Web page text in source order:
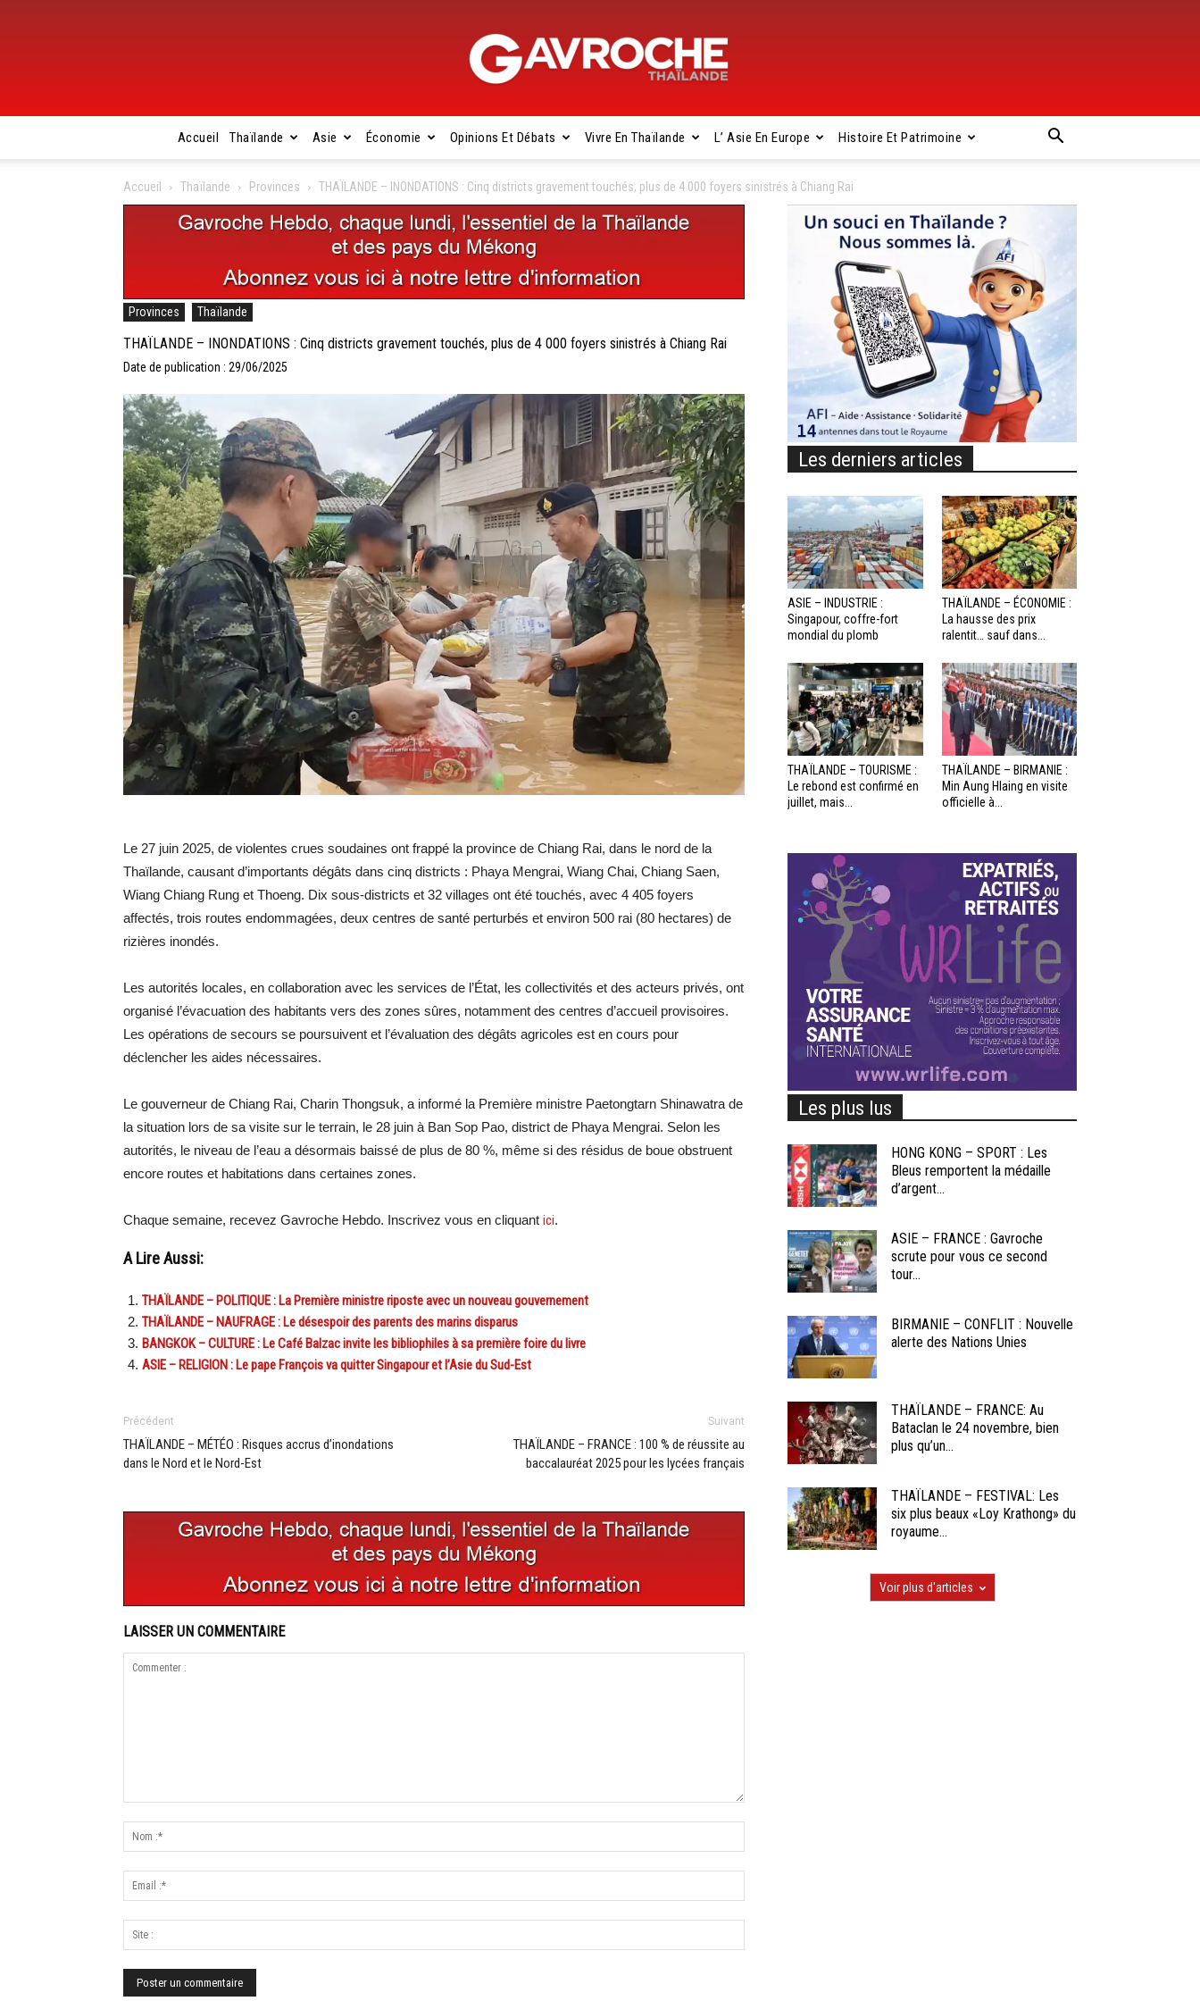
Gavroche
Accueil Thaïlande Asie Économie Opinions Et Débats Vivre En Thaïlande L’ Asie En Europe Histoire Et Patrimoine
Accueil Thaïlande Provinces THAÏLANDE – INONDATIONS : Cinq districts gravement touchés, plus de 4 000 foyers sinistrés à Chiang Rai
Provinces Thaïlande
THAÏLANDE – INONDATIONS : Cinq districts gravement touchés, plus de 4 000 foyers sinistrés à Chiang Rai
Date de publication : 29/06/2025
Le 27 juin 2025, de violentes crues soudaines ont frappé la province de Chiang Rai, dans le nord de la
Thaïlande, causant d’importants dégâts dans cinq districts : Phaya Mengrai, Wiang Chai, Chiang Saen,
Wiang Chiang Rung et Thoeng. Dix sous-districts et 32 villages ont été touchés, avec 4 405 foyers
affectés, trois routes endommagées, deux centres de santé perturbés et environ 500 rai (80 hectares) de
rizières inondés.
Les autorités locales, en collaboration avec les services de l’État, les collectivités et des acteurs privés, ont
organisé l’évacuation des habitants vers des zones sûres, notamment des centres d’accueil provisoires.
Les opérations de secours se poursuivent et l’évaluation des dégâts agricoles est en cours pour
déclencher les aides nécessaires.
Le gouverneur de Chiang Rai, Charin Thongsuk, a informé la Première ministre Paetongtarn Shinawatra de
la situation lors de sa visite sur le terrain, le 28 juin à Ban Sop Pao, district de Phaya Mengrai. Selon les
autorités, le niveau de l’eau a désormais baissé de plus de 80 %, même si des résidus de boue obstruent
encore routes et habitations dans certaines zones.
Chaque semaine, recevez Gavroche Hebdo. Inscrivez vous en cliquant ici.
A Lire Aussi:
THAÏLANDE – POLITIQUE : La Première ministre riposte avec un nouveau gouvernement
THAÏLANDE – NAUFRAGE : Le désespoir des parents des marins disparus
BANGKOK – CULTURE : Le Café Balzac invite les bibliophiles à sa première foire du livre
ASIE – RELIGION : Le pape François va quitter Singapour et l’Asie du Sud-Est
Précédent
THAÏLANDE – MÉTÉO : Risques accrus d’inondations
dans le Nord et le Nord-Est
Suivant
THAÏLANDE – FRANCE : 100 % de réussite au
baccalauréat 2025 pour les lycées français
LAISSER UN COMMENTAIRE
Les derniers articles
ASIE – INDUSTRIE :
Singapour, coffre-fort
mondial du plomb
THAÏLANDE – ÉCONOMIE :
La hausse des prix
ralentit… sauf dans...
THAÏLANDE – TOURISME :
Le rebond est confirmé en
juillet, mais...
THAÏLANDE – BIRMANIE :
Min Aung Hlaing en visite
officielle à...
Les plus lus
HONG KONG – SPORT : Les
Bleus remportent la médaille
d’argent...
ASIE – FRANCE : Gavroche
scrute pour vous ce second
tour...
BIRMANIE – CONFLIT : Nouvelle
alerte des Nations Unies
THAÏLANDE – FRANCE: Au
Bataclan le 24 novembre, bien
plus qu’un...
THAÏLANDE – FESTIVAL: Les
six plus beaux «Loy Krathong» du
royaume...
Voir plus d'articles